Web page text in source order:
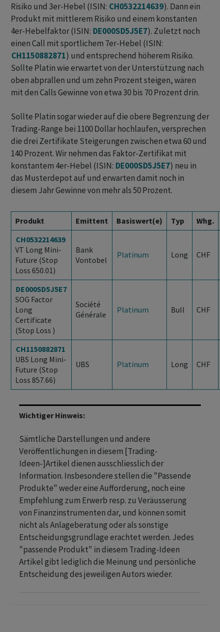
Risiko und 3er-Hebel (ISIN: CH0532214639). Dann ein
Produkt mit mittlerem Risiko und einem konstanten
4er-Hebelfaktor (ISIN: DE000SD5J5E7). Zuletzt noch
einen Call mit sportlichem 7er-Hebel (ISIN:
CH1150882871) und entsprechend höherem Risiko.
Sollte Platin wie erwartet von der Unterstützung nach
oben abprallen und um zehn Prozent steigen, wären
mit den Calls Gewinne von etwa 30 bis 70 Prozent drin.
Sollte Platin sogar wieder auf die obere Begrenzung der
Trading-Range bei 1100 Dollar hochlaufen, versprechen
die drei Zertifikate Steigerungen zwischen etwa 60 und
140 Prozent. Wir nehmen das Faktor-Zertifikat mit
konstantem 4er-Hebel (ISIN: DE000SD5J5E7) neu in
das Musterdepot auf und erwarten damit noch in
diesem Jahr Gewinne von mehr als 50 Prozent.
Produkt Emittent Basiswert(e) Typ
Whg.
CH0532214639
VT Long Mini-
Future (Stop
Loss 650.01)
Bank
Vontobel
Platinum Long CHF
DE000SD5J5E7
SOG Factor
Long
Certificate
(Stop Loss )
Société
Générale
Platinum Bull CHF
CH1150882871
UBS Long Mini-
Future (Stop
Loss 857.66)
UBS Platinum Long CHF
Wichtiger Hinweis:
Sämtliche Darstellungen und andere
Veröffentlichungen in diesem [Trading-
Ideen-]Artikel dienen ausschliesslich der
Information. Insbesondere stellen die "Passende
Produkte" weder eine Aufforderung, noch eine
Empfehlung zum Erwerb resp. zu Veräusserung
von Finanzinstrumenten dar, und können somit
nicht als Anlageberatung oder als sonstige
Entscheidungsgrundlage erachtet werden. Jedes
"passende Produkt" in diesem Trading-Ideen
Artikel gibt lediglich die Meinung und persönliche
Entscheidung des jeweiligen Autors wieder.